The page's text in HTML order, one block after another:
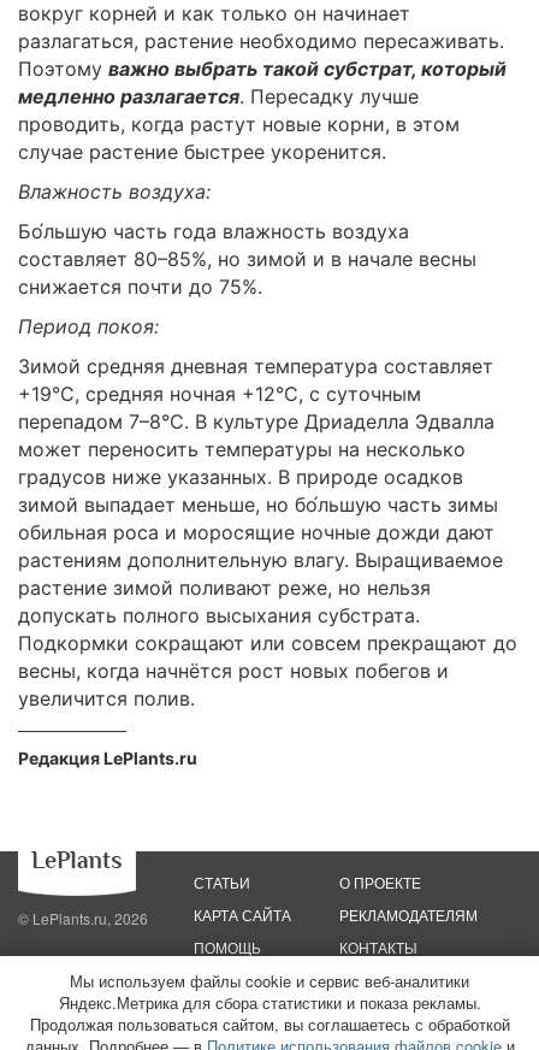
вокруг корней и как только он начинает
разлагаться, растение необходимо пересаживать.
Поэтому важно выбрать такой субстрат, который
медленно разлагается. Пересадку лучше
проводить, когда растут новые корни, в этом
случае растение быстрее укоренится.
Влажность воздуха:
Бо́льшую часть года влажность воздуха
составляет 80–85%, но зимой и в начале весны
снижается почти до 75%.
Период покоя:
Зимой средняя дневная температура составляет
+19°C, средняя ночная +12°C, с суточным
перепадом 7–8°C. В культуре Дриаделла Эдвалла
может переносить температуры на несколько
градусов ниже указанных. В природе осадков
зимой выпадает меньше, но бо́льшую часть зимы
обильная роса и моросящие ночные дожди дают
растениям дополнительную влагу. Выращиваемое
растение зимой поливают реже, но нельзя
допускать полного высыхания субстрата.
Подкормки сокращают или совсем прекращают до
весны, когда начнётся рост новых побегов и
увеличится полив.
Редакция LePlants.ru
© LePlants.ru, 2026
СТАТЬИ
КАРТА САЙТА
ПОМОЩЬ
О ПРОЕКТЕ
РЕКЛАМОДАТЕЛЯМ
КОНТАКТЫ
Политика конфиденциальности
Политика использования файлов cookie
Пользовательское соглашение
Редакционные стандарты
Мы используем файлы cookie и сервис веб-аналитики
Яндекс.Метрика для сбора статистики и показа рекламы.
Продолжая пользоваться сайтом, вы соглашаетесь с обработкой